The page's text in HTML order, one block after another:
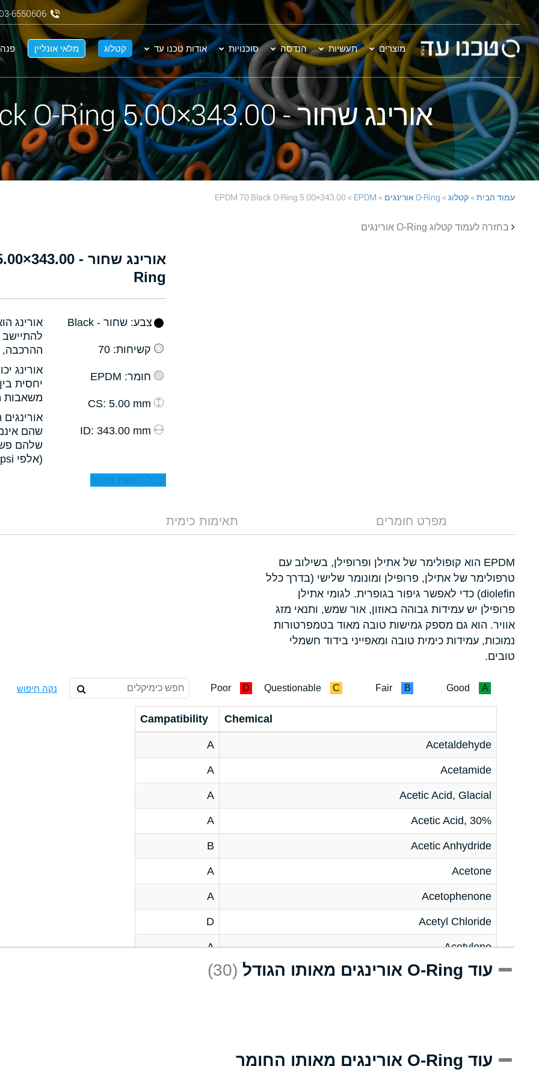
מוצרים תעשיות הנדסה סוכנויות אודות טכנו עד קטלוג מלאי אונליין פנה
03-6550606
אורינג שחור - 343.00×5.00 EPDM 70 Black O-Ring
עמוד הבית >קטלוג > O-Ring אורינגים >
EPDM
> 343.00×5.00 EPDM 70 Black O-Ring
בחזרה לעמוד קטלוג O-Ring אורינגים
Ring
אורינג
להתיישב
ההרכבה,
אורינג
יחסית
משאבות
שהם
שלהם
(אלפי psi).
צבע: שחור - Black
קשיחות: 70
חומר: EPDM
: 5.00 mm
: 343.00 mm
קבל הצעת מחיר
מפרט חומרים תאימות כימית
EPDM הוא קופולימר של אתילן ופרופילן, בשילוב עם
טרפולימר של אתילן, פרופילן ומונומר שלישי (בדרך כלל
diolefin) כדי לאפשר גיפור בגופרית. לגומי אתילן
פרופילן יש עמידות גבוהה באוזון, אור שמש, ותנאי מזג
אוויר. הוא גם מספק גמישות טובה מאוד בטמפרטורות
נמוכות, עמידות כימית טובה ומאפייני בידוד חשמלי
טובים.
A
Good
B
Fair
C
Questionable
D
Poor נקה חיפוש
Chemical
Campatibility
Acetaldehyde
A
Acetamide
A
Acetic Acid, Glacial
A
Acetic Acid, 30%
A
Acetic Anhydride
B
Acetone
A
Acetophenone
A
Acetyl Chloride
D
Acetylene
A
Acrlylonitrile
D
Aluminum Acetate (Aqueous)
עוד O-Ring אורינגים מאותו הגודל (30)
עוד O-Ring אורינגים מאותו החומר